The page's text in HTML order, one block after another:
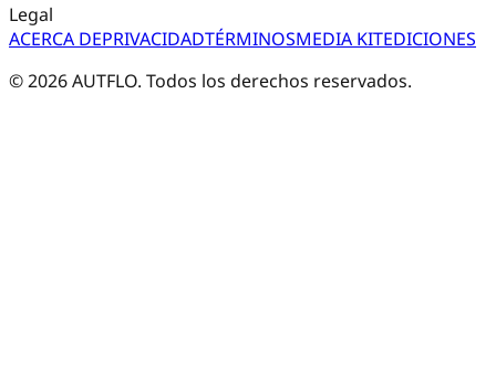
Legal
ACERCA DEPRIVACIDADTÉRMINOSMEDIA KITEDICIONES
©2026AUTFLO. Todos los derechos reservados.